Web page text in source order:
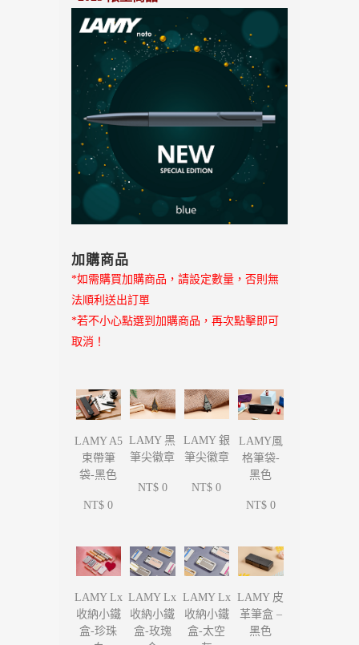
加購商品
*如需購買加購商品，請設定數量，否則無
法順利送出訂單
*若不小心點選到加購商品，再次點擊即可
取消！
LAMY A5
束帶筆
袋-黑色
NT$ 0
LAMY 黑
筆尖徽章
NT$ 0
LAMY 銀
筆尖徽章
NT$ 0
LAMY風
格筆袋-
黑色
NT$ 0
LAMY Lx
收納小鐵
盒-珍珠
LAMY Lx
收納小鐵
盒-玫瑰
LAMY Lx
收納小鐵
盒-太空
LAMY 皮
革筆盒 –
黑色